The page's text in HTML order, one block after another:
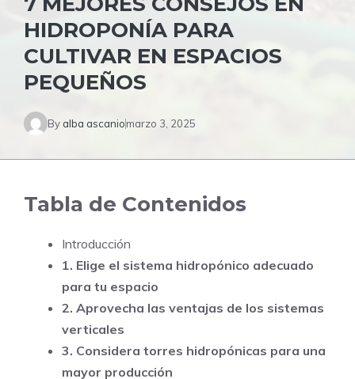
HIDROPONÍA PARA
CULTIVAR EN ESPACIOS
PEQUEÑOS
By alba ascaniomarzo 3, 2025
Tabla de Contenidos
Introducción
1. Elige el sistema hidropónico adecuado
para tu espacio
2. Aprovecha las ventajas de los sistemas
verticales
3. Considera torres hidropónicas para una
mayor producción